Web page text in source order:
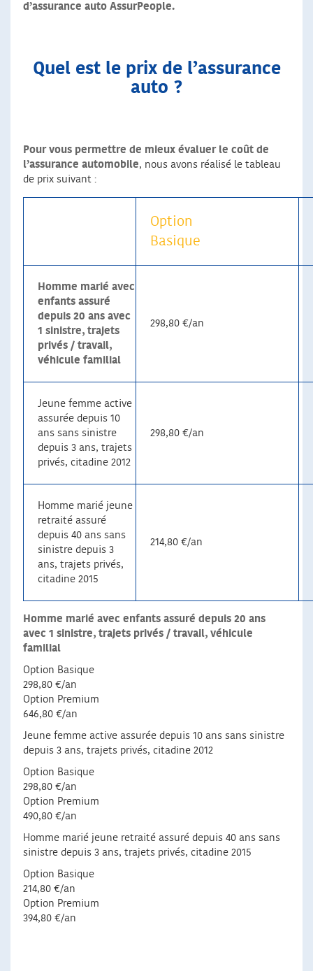
d’assurance auto AssurPeople.
Quel est le prix de l’assurance
auto ?
Pour vous permettre de mieux évaluer le coût de
l’assurance automobile, nous avons réalisé le tableau
de prix suivant :
Option
Basique
Homme marié avec
enfants assuré
depuis 20 ans avec
1 sinistre, trajets
privés / travail,
véhicule familial
298,80 €/an
Jeune femme active
assurée depuis 10
ans sans sinistre
depuis 3 ans, trajets
privés, citadine 2012
298,80 €/an
Homme marié jeune
retraité assuré
depuis 40 ans sans
sinistre depuis 3
ans, trajets privés,
citadine 2015
214,80 €/an
Homme marié avec enfants assuré depuis 20 ans
avec 1 sinistre, trajets privés / travail, véhicule
familial
Option Basique
298,80 €/an
Option Premium
646,80 €/an
Jeune femme active assurée depuis 10 ans sans sinistre
depuis 3 ans, trajets privés, citadine 2012
Option Basique
298,80 €/an
Option Premium
490,80 €/an
Homme marié jeune retraité assuré depuis 40 ans sans
sinistre depuis 3 ans, trajets privés, citadine 2015
Option Basique
214,80 €/an
Option Premium
394,80 €/an